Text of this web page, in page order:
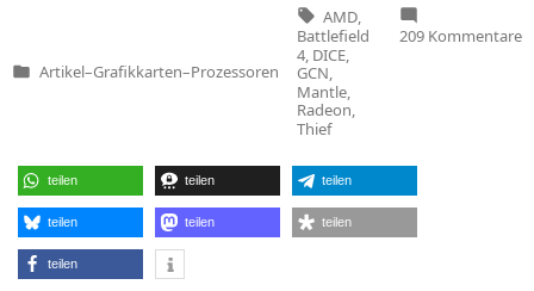
Veröffentlicht
Artikel–Grafikkarten–Prozessoren
Tags:
AMD
Battlefield
4, DICE,
GCN,
Mantle,
Radeon,
Thief
209 Kommentare
teilen teilen teilen
teilen teilen teilen
teilen